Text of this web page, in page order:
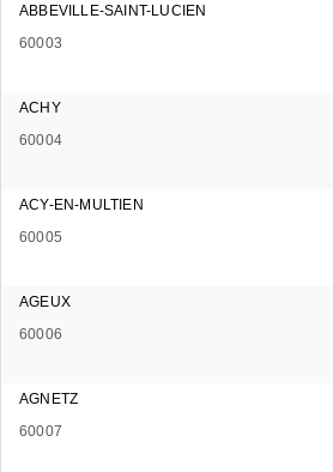
ABBEVILLE-SAINT-LUCIEN
60003
ACHY
60004
ACY-EN-MULTIEN
60005
AGEUX
60006
AGNETZ
60007